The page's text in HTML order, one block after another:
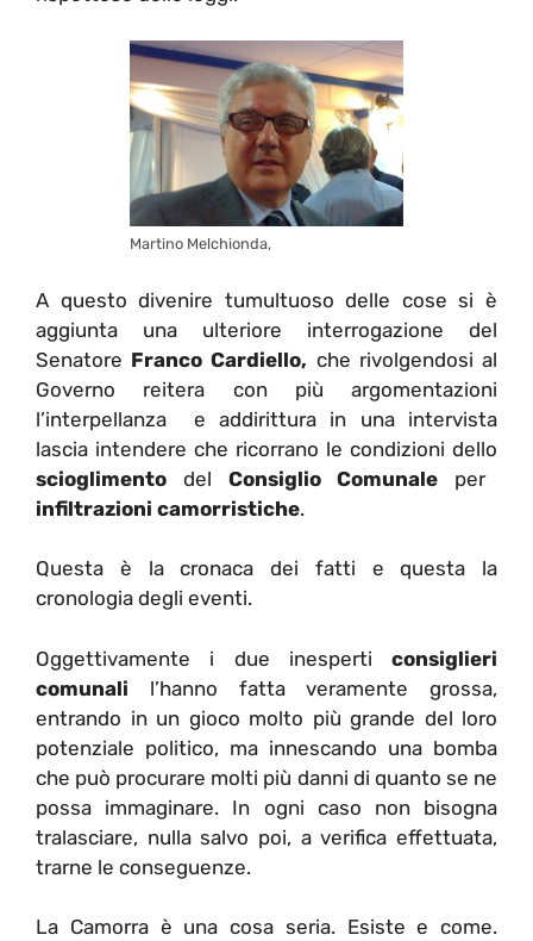
Martino Melchionda,
A questo divenire tumultuoso delle cose si è
aggiunta una ulteriore interrogazione del
Senatore Franco Cardiello, che rivolgendosi al
Governo reitera con più argomentazioni
l’interpellanza e addirittura in una intervista
lascia intendere che ricorrano le condizioni dello
scioglimento del Consiglio Comunale per
infiltrazioni camorristiche.
Questa è la cronaca dei fatti e questa la
cronologia degli eventi.
Oggettivamente i due inesperti consiglieri
comunali l’hanno fatta veramente grossa,
entrando in un gioco molto più grande del loro
potenziale politico, ma innescando una bomba
che può procurare molti più danni di quanto se ne
possa immaginare. In ogni caso non bisogna
tralasciare, nulla salvo poi, a verifica effettuata,
trarne le conseguenze.
La Camorra è una cosa seria. Esiste e come.